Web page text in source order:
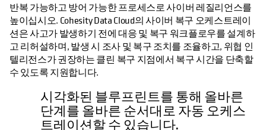
반복 가능하고 방어 가능한 프로세스로 사이버 레질리언스를
높이십시오. Cohesity Data Cloud의 사이버 복구 오케스트레이
션은 사고가 발생하기 전에 대응 및 복구 워크플로우를 설계하
고 리허설하며, 발생 시 조사 및 복구 조치를 조율하고, 위협 인
텔리전스가 권장하는 클린 복구 지점에서 복구 시간을 단축할
수 있도록 지원합니다.
시각화된 블루프린트를 통해 올바른
단계를 올바른 순서대로 자동 오케스
트레이션할 수 있습니다.